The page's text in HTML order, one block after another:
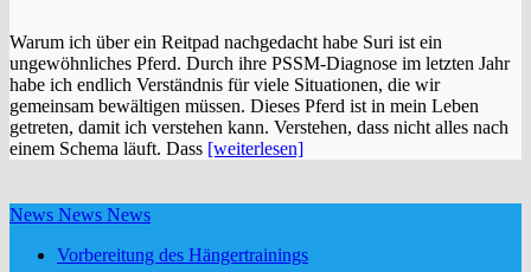
Warum ich über ein Reitpad nachgedacht habe Suri ist ein
ungewöhnliches Pferd. Durch ihre PSSM-Diagnose im letzten Jahr
habe ich endlich Verständnis für viele Situationen, die wir
gemeinsam bewältigen müssen. Dieses Pferd ist in mein Leben
getreten, damit ich verstehen kann. Verstehen, dass nicht alles nach
einem Schema läuft. Dass [weiterlesen]
News News News
Vorbereitung des Hängertrainings